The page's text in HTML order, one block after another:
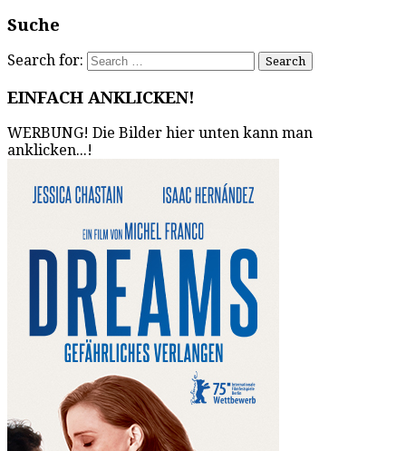
Suche
Search for:
EINFACH ANKLICKEN!
WERBUNG! Die Bilder hier unten kann man
anklicken...!